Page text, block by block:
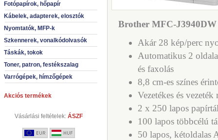
Fotópapírok, hőpapír
Kábelek, adapterek, elosztók
Nyomtatók, MFP-k
Szkennerek, vonalkódolvasók
Táskák, tokok
Toner, patron, festékszalag
Varrógépek, hímzőgépek
Akciós termékek
Vásárlási feltételek: ÁSZF
Brother MFC-
Akár 28 kép/perc
Automatikus 2
és faxolás
8,8 cm-es színes
Vezetékes és
2 x 250 lapos
100 lapos többcélú
50 lapos, kétoldalas